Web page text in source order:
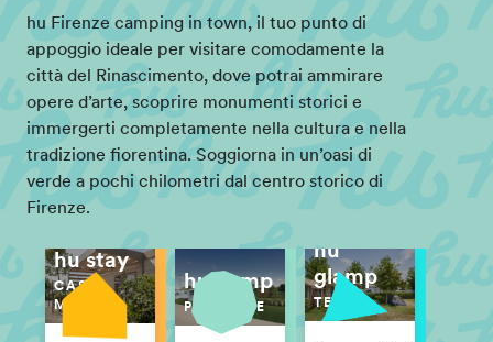
hu Firenze camping in town, il tuo punto di
appoggio ideale per visitare comodamente la
città del Rinascimento, dove potrai ammirare
opere d’arte, scoprire monumenti storici e
immergerti completamente nella cultura e nella
tradizione fiorentina. Soggiorna in un’oasi di
verde a pochi chilometri dal centro storico di
Firenze.
hu stay
CASE
MOBILI
hu camp
PIAZZOLE
hu
glamp
TENDE